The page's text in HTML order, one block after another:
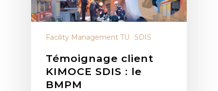
Facility Management TU SDIS
Témoignage client
KIMOCE SDIS : le
BMPM